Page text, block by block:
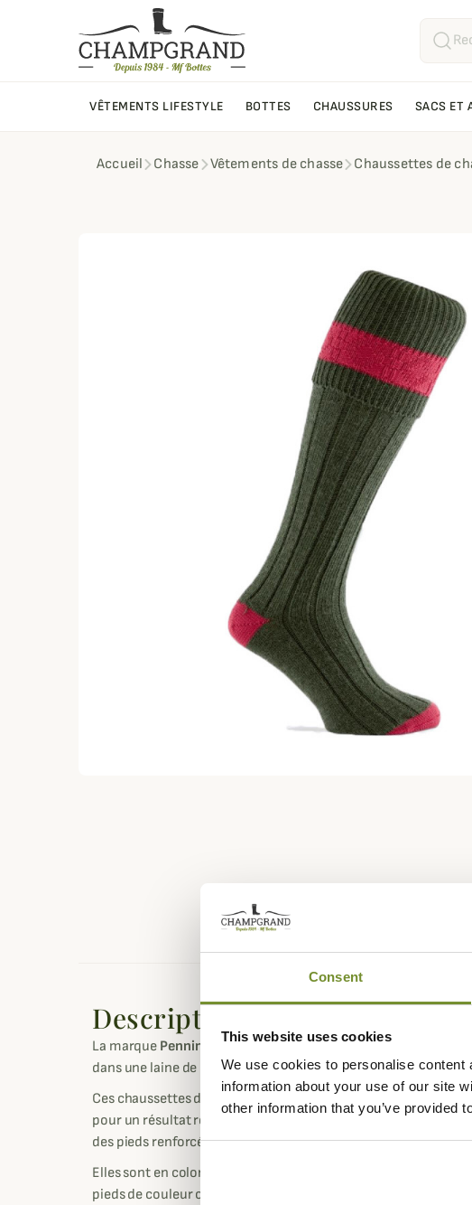
Consent
This website uses cookies
We use cookies to personalise
information about your use of our site
other information that you’ve provided
VÊTEMENTS LIFESTYLE BOTTES CHAUSSURES SACS ET
Accueil Chasse Vêtements de chasse Chaussettes de
Description
La marque Pennine
vous propose ces chaussettes de knickers
dans une laine de qualité exceptionnelle et déclinées dans
Ces chaussettes de knickers Byron sont réalisées à 90% de
pour un résultat résistant et de qualité supérieure et
des pieds renforcés.
Elles sont en coloris uni avec une bande en haut de la tige, le
pieds de couleur contrastée pour une touche de style